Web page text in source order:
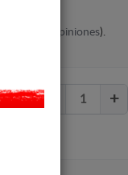
Ver opiniones).